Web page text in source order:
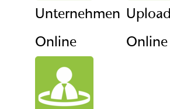
Unternehmen
Online
Upload
Online